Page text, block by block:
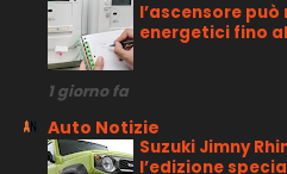
l’ascensore
energetici fino al
1 giorno fa
Auto Notizie
Suzuki Jimny
l’edizione